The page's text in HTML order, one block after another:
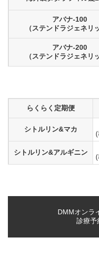
アバナ-100
（ステンドラジェネリ
アバナ-200
（ステンドラジェネリ
らくらく定期便
シトルリン&マカ
シトルリン&アルギニン
DMMオンラ
診療予